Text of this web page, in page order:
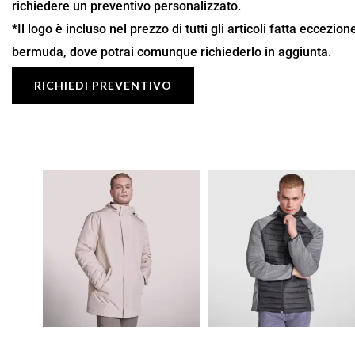
richiedere un preventivo personalizzato.
*Il logo è incluso nel prezzo di tutti gli articoli fatta
bermuda, dove potrai comunque richiederlo in aggiunta.
RICHIEDI PREVENTIVO
Fascia
di
prezzo:
26,87 €
38,39 €
Fascia
di
prezzo:
da
22,27 €
a
31,81 €